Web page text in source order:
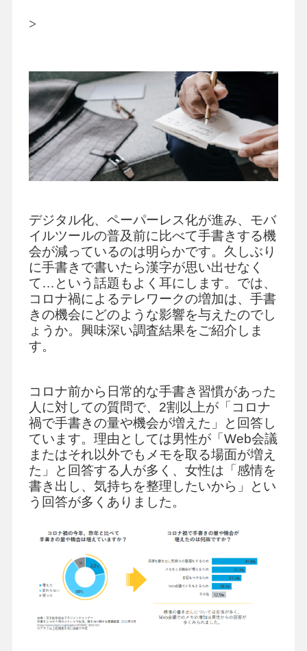
>
デジタル化、ペーパーレス化が進み、モバ
イルツールの普及前に比べて手書きする機
会が減っているのは明らかです。久しぶり
に手書きで書いたら漢字が思い出せなく
て…という話題もよく耳にします。では、
コロナ禍によるテレワークの増加は、手書
きの機会にどのような影響を与えたのでし
ょうか。興味深い調査結果をご紹介しま
す。
コロナ前から日常的な手書き習慣があった
人に対しての質問で、2割以上が「コロナ
禍で手書きの量や機会が増えた」と回答し
ています。理由としては男性が「Web会議
またはそれ以外でもメモを取る場面が増え
た」と回答する人が多く、女性は「感情を
書き出し、気持ちを整理したいから」とい
う回答が多くありました。